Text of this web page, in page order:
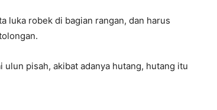
luka robek di bagian rangan, dan harus
pisah, akibat adanya hutang, hutang itu